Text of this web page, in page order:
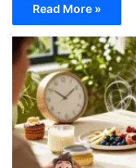
Read More »